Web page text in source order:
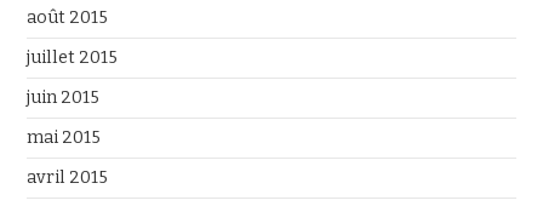
août 2015
juillet 2015
juin 2015
mai 2015
avril 2015